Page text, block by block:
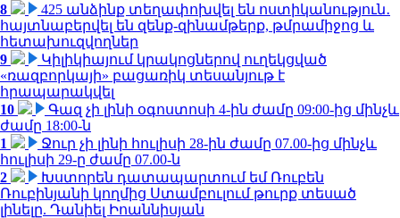
8
425 անձինք տեղափոխվել են ոստիկանություն․
հայտնաբերվել են զենք-զինամթերք, թմրամիջոց և
հետախուզվողներ
9
Կիլիկիայում կրակոցներով ուղեկցված
«ռազբորկայի» բացառիկ տեսանյութ է
հրապարակվել
10
Գազ չի լինի օգոստոսի 4-ին ժամը 09:00-ից մինչև
ժամը 18:00-ն
1
Ջուր չի լինի հուլիսի 28-ին ժամը 07.00-ից մինչև
հուլիսի 29-ը ժամը 07.00-ն
2
Խստորեն դատապարտում եմ Ռուբեն
Ռուբինյանի կողմից Ստամբուլում թուրք տեսած
լինելը. Դանիել Իոաննիսյան